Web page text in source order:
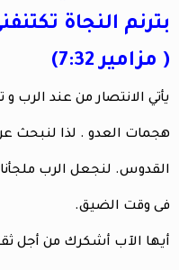
بترنم النجاة
( مزامير 7:32)
يأتي الانتصار من عند الرب
هجمات العدو . لذا لنبحث عن
القدوس. لنجعل الرب ملجأنا
فى وقت الضيق.
أيها الآب أشكرك من أجل